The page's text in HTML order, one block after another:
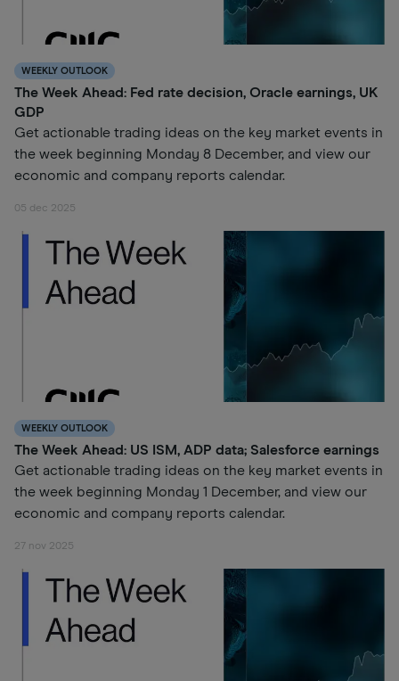
WEEKLY OUTLOOK
The Week Ahead: Fed rate decision, Oracle earnings, UK
GDP
Get actionable trading ideas on the key market events in
the week beginning Monday 8 December, and view our
economic and company reports calendar.
05 dec 2025
WEEKLY OUTLOOK
The Week Ahead: US ISM, ADP data; Salesforce earnings
Get actionable trading ideas on the key market events in
the week beginning Monday 1 December, and view our
economic and company reports calendar.
27 nov 2025